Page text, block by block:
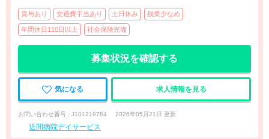
賞与あり 交通費手当あり 土日休み 残業少なめ
年間休日110日以上 社会保険完備
募集状況を確認する
気になる 求人情報を見る
お問い合わせ番号 : J101219784 2026年05月21日 更新
近間病院デイサービス